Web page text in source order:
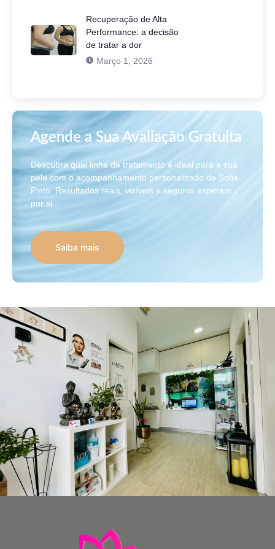
Recuperação de Alta
Performance: a decisão
de tratar a dor
Março 1, 2026
Agende a Sua Avaliação Gratuita
Descubra qual linha de tratamento é ideal para a sua
pele com o acompanhamento personalizado de Sofia
Pinto. Resultados reais, visíveis e seguros esperam
por si.
Saiba mais